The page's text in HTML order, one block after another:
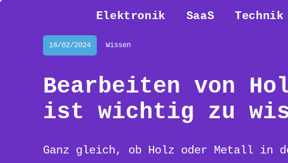
Elektronik SaaS Technik
16/02/2024 Wissen
Bearbeiten von
ist wichtig zu
Ganz gleich, ob Holz oder Metall in